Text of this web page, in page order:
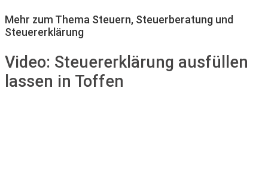
Mehr zum Thema Steuern, Steuerberatung und
Steuererklärung
Video: Steuererklärung ausfüllen
lassen in Toffen